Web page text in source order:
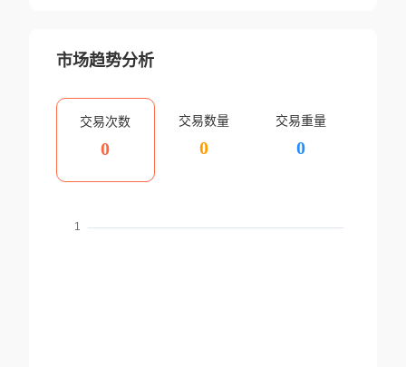
市场趋势分析
交易次数
0
交易数量
0
交易重量
0